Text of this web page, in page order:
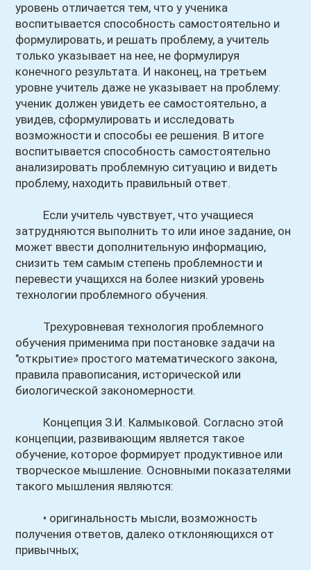
уровень отличается тем, что у ученика
воспитывается способность самостоятельно и
формулировать, и решать проблему, а учитель
только указывает на нее, не формулируя
конечного результата. И наконец, на третьем
уровне учитель даже не указывает на проблему:
ученик должен увидеть ее самостоятельно, а
увидев, сформулировать и исследовать
возможности и способы ее решения. В итоге
воспитывается способность самостоятельно
анализировать проблемную ситуацию и видеть
проблему, находить правильный ответ.
Если учитель чувствует, что учащиеся
затрудняются выполнить то или иное задание, он
может ввести дополнительную информацию,
снизить тем самым степень проблемности и
перевести учащихся на более низкий уровень
технологии проблемного обучения.
Трехуровневая технология проблемного
обучения применима при постановке задачи на
"открытие» простого математического закона,
правила правописания, исторической или
биологической закономерности.
Концепция З.И. Калмыковой. Согласно этой
концепции, развивающим является такое
обучение, которое формирует продуктивное или
творческое мышление. Основными показателями
такого мышления являются:
• оригинальность мысли, возможность
получения ответов, далеко отклоняющихся от
привычных;